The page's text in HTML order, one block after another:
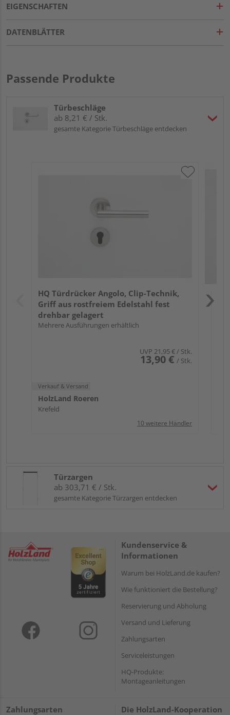
EIGENSCHAFTEN
DATENBLÄTTER
Passende Produkte
Türbeschläge
ab 8,21 € / Stk.
gesamte Kategorie Türbeschläge entdecken
HQ Türdrücker Angolo, Clip-Technik,
Griff aus rostfreiem Edelstahl fest
drehbar gelagert
Mehrere Ausführungen erhältlich
UVP 21,95 €/ Stk.
13,90 € / Stk.
Verkauf & Versand
HolzLand Roeren
Krefeld
10 weitere Händler
Türzargen
ab 303,71 € / Stk.
gesamte Kategorie Türzargen entdecken
Kundenservice &
Informationen
Warum bei HolzLand.de kaufen?
Wie funktioniert die Bestellung?
Reservierung und Abholung
Versand und Lieferung
Zahlungsarten
Serviceleistungen
HQ-Produkte:
Montageanleitungen
Zahlungsarten Die HolzLand-Kooperation